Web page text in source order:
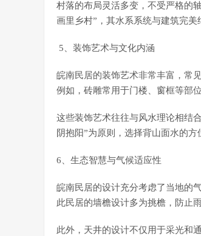
村落的布局灵活多变，不受严格的
画里乡村”，其水系系统与建筑完美
5、装饰艺术与文化内涵
皖南民居的装饰艺术非常丰富，常
例如，砖雕常用于门楼、窗框等部
这些装饰艺术往往与风水理论相结
阴抱阳”为原则，选择背山面水的方
6、生态智慧与气候适应性
皖南民居的设计充分考虑了当地的
此民居的墙檐设计多为挑檐，防止
此外，天井的设计不仅用于采光和